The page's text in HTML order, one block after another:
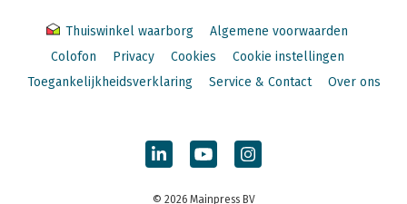
Thuiswinkel waarborg
Algemene voorwaarden
Colofon
Privacy Cookies
Cookie instellingen
Toegankelijkheidsverklaring
Service & Contact Over ons
© 2026 Mainpress BV